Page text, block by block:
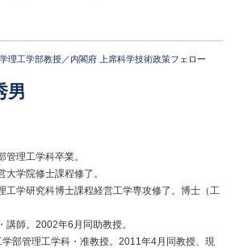
理工学部教授／内閣府 上席科学技術政策フェロー
男
理工学科卒業。
学院修士課程修了。
工学研究科博士課程経営工学専攻修了。博士（工
師。2002年6月同助教授。
部管理工学科・准教授。2011年4月同教授、現